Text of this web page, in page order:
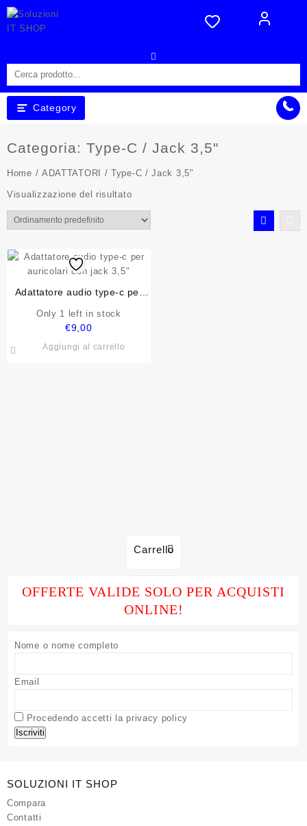
Skip
to
Category
Categoria: Type-C / Jack 3,5"
Home / ADATTATORI / Type-C / Jack 3,5"
Visualizzazione del risultato
Adattatore audio type-c per
Only 1 left in stock
€9,00
Aggiungi al carrello
Carrello
OFFERTE VALIDE SOLO PER ACQUISTI
ONLINE!
Nome o nome completo
Email
Procedendo accetti la privacy policy
SOLUZIONI IT SHOP
Compara
Contatti